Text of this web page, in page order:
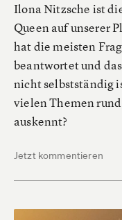
Ilona Nitzsche ist
Queen auf unserer
hat die meisten
beantwortet und
nicht selbstständig
vielen Themen
auskennt?
Jetzt kommentieren